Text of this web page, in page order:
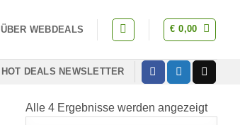
ÜBER WEBDEALS € 0,00
HOT DEALS NEWSLETTER
Alle 4 Ergebnisse werden angezeigtNach